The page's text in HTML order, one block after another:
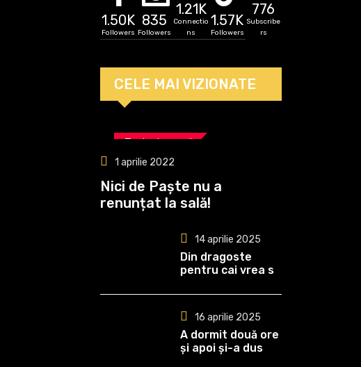
1.50K
Followers
835
Followers
1.21K
Connectio
ns
1.57K
Followers
776
Subscribe
rs
CELE MAI VIZIONATE
Tenis de masă
1 aprilie 2022
Nici de Paște nu a
renunțat la sală!
14 aprilie 2025
Din dragoste
pentru cai vrea să
veterinar!
16 aprilie 2025
A dormit două ore
și apoi și-a dus